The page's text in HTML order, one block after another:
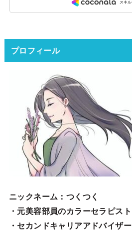
プロフィール
ニックネーム ：つくつく
・元美容部員のカラーセラピスト
・セカンドキャリアアドバイザー